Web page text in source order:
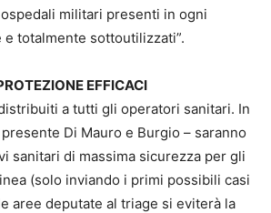
militari presenti in ogni
totalmente sottoutilizzati”.
EFFICACI
a tutti gli operatori sanitari. In
Di Mauro e Burgio – saranno
sanitari di massima sicurezza per gli
(solo inviando i primi possibili casi
aree deputate al triage si eviterà la